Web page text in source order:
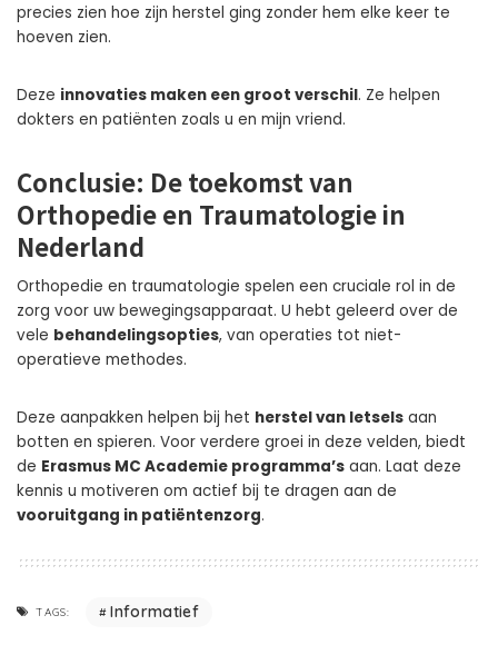
precies zien hoe zijn herstel ging zonder hem elke keer te
hoeven zien.
Deze innovaties maken een groot verschil. Ze helpen
dokters en patiënten zoals u en mijn vriend.
Conclusie: De toekomst van
Orthopedie en Traumatologie in
Nederland
Orthopedie en traumatologie spelen een cruciale rol in de
zorg voor uw bewegingsapparaat. U hebt geleerd over de
vele behandelingsopties, van operaties tot niet-
operatieve methodes.
Deze aanpakken helpen bij het herstel van letsels aan
botten en spieren. Voor verdere groei in deze velden, biedt
de Erasmus MC Academie programma’s aan. Laat deze
kennis u motiveren om actief bij te dragen aan de
vooruitgang in patiëntenzorg.
TAGS: Informatief